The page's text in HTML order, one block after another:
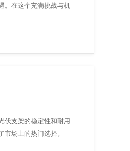
。在这个充满挑战与机
伏支架的稳定性和耐用
场上的热门选择。